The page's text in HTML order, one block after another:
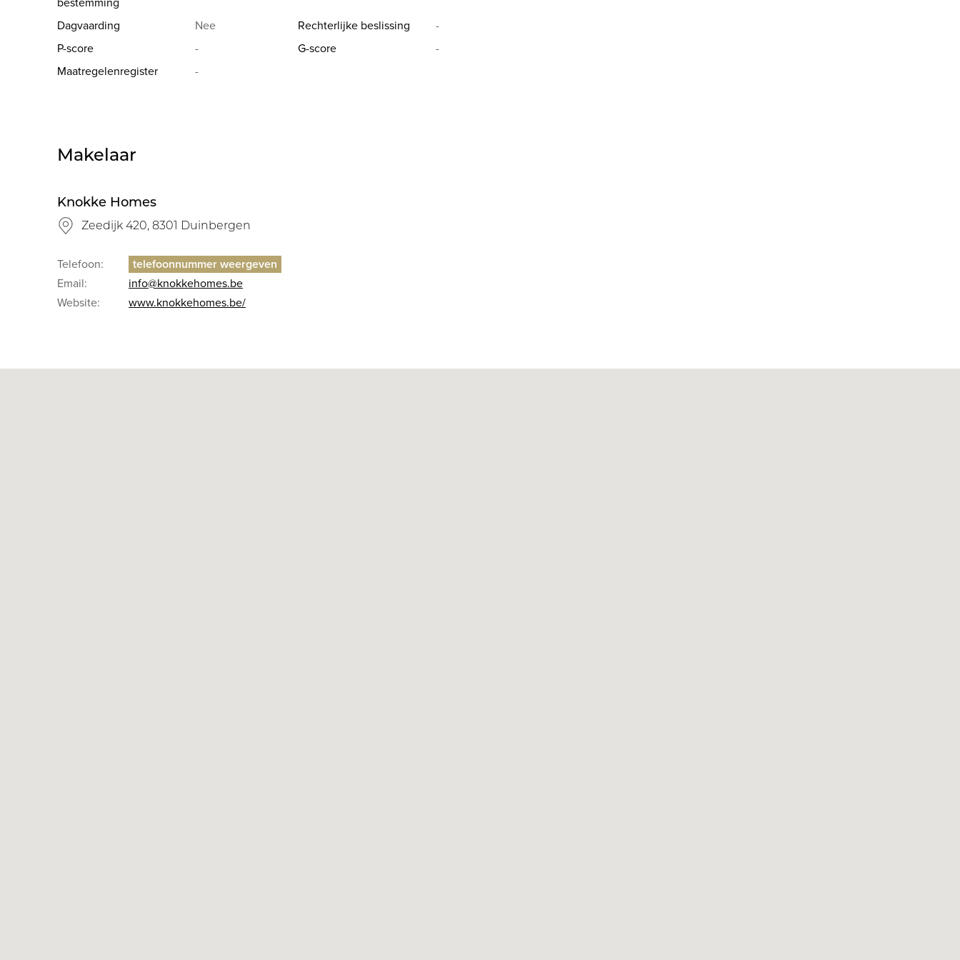
bestemming
Dagvaarding Nee Rechterlijke beslissing
-
P-score
- G-score
-
Maatregelenregister
-
Makelaar
Knokke Homes
Zeedijk 420, 8301 Duinbergen
Telefoon:
Email:
info@knokkehomes.be
Website:
www.knokkehomes.be/